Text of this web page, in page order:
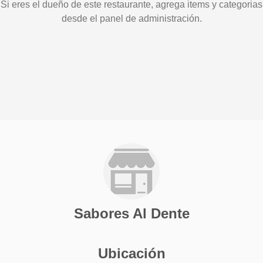
Si eres el dueño de este restaurante, agrega items y categorias
desde el panel de administración.
Sabores Al Dente
Ubicación